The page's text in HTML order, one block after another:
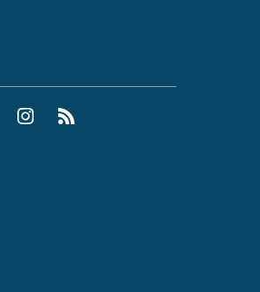
YouTube Instagram